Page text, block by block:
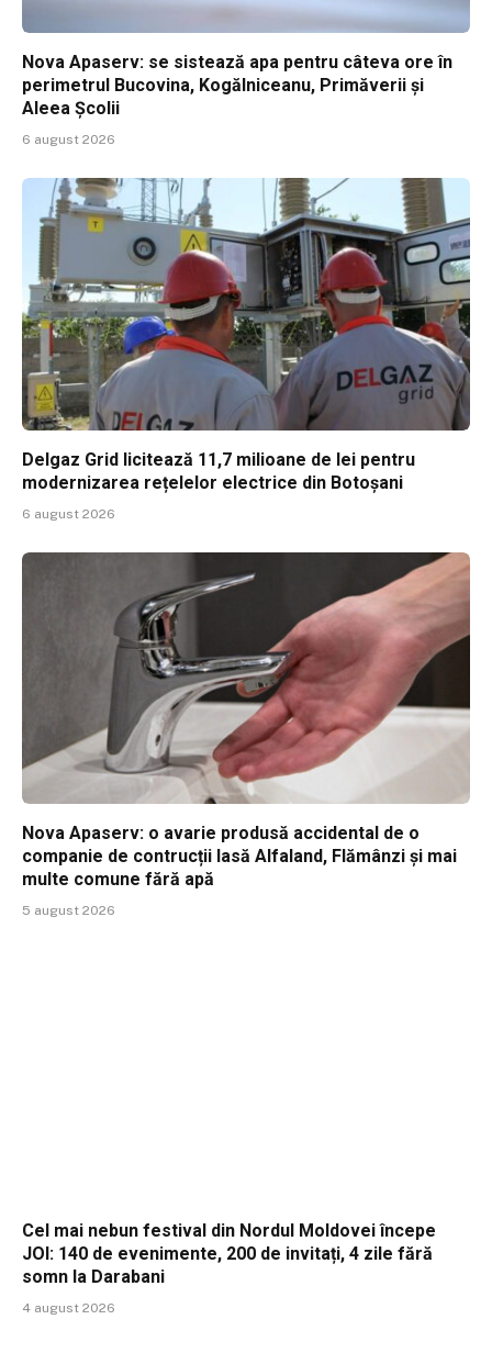
Nova Apaserv: se sistează apa pentru câteva ore în
perimetrul Bucovina, Kogălniceanu, Primăverii și
Aleea Școlii
6 august 2026
Delgaz Grid licitează 11,7 milioane de lei pentru
modernizarea rețelelor electrice din Botoșani
6 august 2026
Nova Apaserv: o avarie produsă accidental de o
companie de contrucții lasă Alfaland, Flămânzi și mai
multe comune fără apă
5 august 2026
Cel mai nebun festival din Nordul Moldovei începe
JOI: 140 de evenimente, 200 de invitați, 4 zile fără
somn la Darabani
4 august 2026